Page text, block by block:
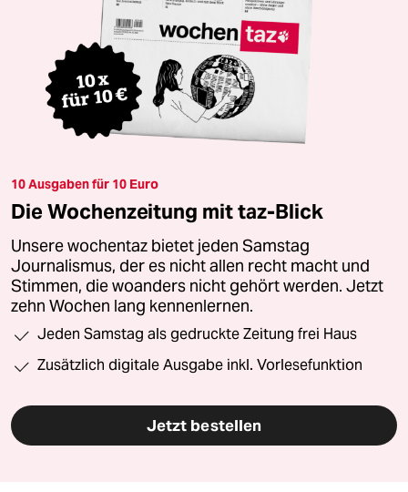
10 Ausgaben für 10 Euro
Die Wochenzeitung mit taz-Blick
Unsere wochentaz bietet jeden Samstag
Journalismus, der es nicht allen recht macht und
Stimmen, die woanders nicht gehört werden. Jetzt
zehn Wochen lang kennenlernen.
Jeden Samstag als gedruckte Zeitung frei Haus
Zusätzlich digitale Ausgabe inkl. Vorlesefunktion
Jetzt bestellen